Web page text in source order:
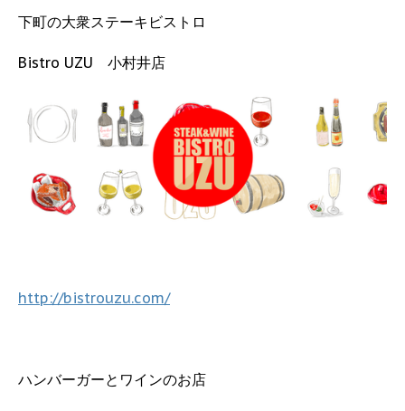
下町の大衆ステーキビストロ
Bistro UZU 小村井店
http://bistrouzu.com/
ハンバーガーとワインのお店